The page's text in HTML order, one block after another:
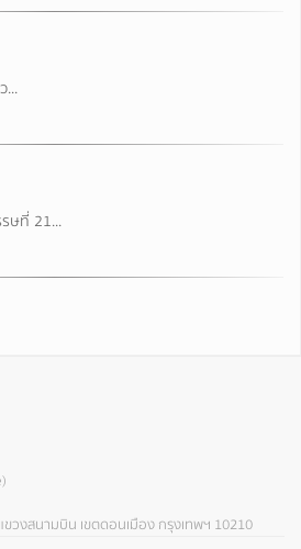
...
ษที่ 21...
วงสนามบิน เขตดอนเมือง กรุงเทพฯ 10210